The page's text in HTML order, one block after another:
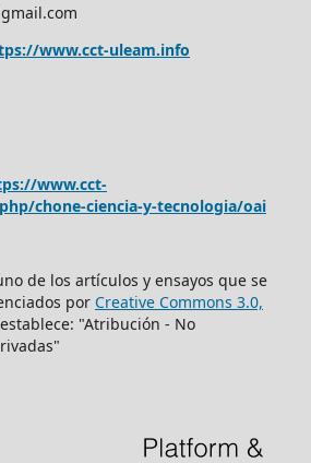
www.cct-uleam.info
www.cct-
chone-ciencia-y-tecnologia/oai
de los artículos y ensayos que se
por Creative Commons 3.0,
"Atribución - No